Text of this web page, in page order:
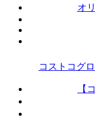
オ
コストコグ
【